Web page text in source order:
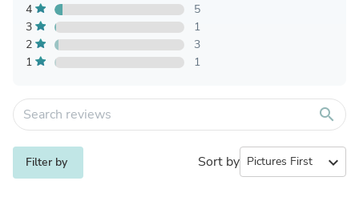
4
5
3
1
2
3
1
1
search
Filter by Sort by expand_more